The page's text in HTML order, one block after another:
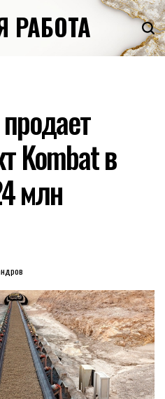
РАБОТА
Kombat в
млн